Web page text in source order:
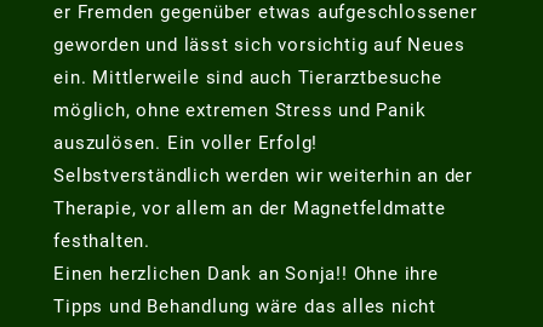
er Fremden gegenüber etwas aufgeschlossener
geworden und lässt sich vorsichtig auf Neues
ein. Mittlerweile sind auch Tierarztbesuche
möglich, ohne extremen Stress und Panik
auszulösen. Ein voller Erfolg!
Selbstverständlich werden wir weiterhin an der
Therapie, vor allem an der Magnetfeldmatte
festhalten.
Einen herzlichen Dank an Sonja!! Ohne ihre
Tipps und Behandlung wäre das alles nicht